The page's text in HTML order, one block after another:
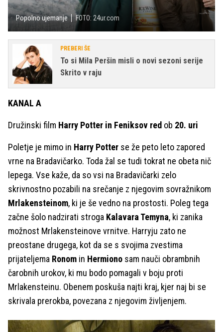
Popolno ujemanje FOTO: 24ur.com
PREBERI ŠE
To si Mila Peršin misli o novi sezoni serije
Skrito v raju
KANAL A
Družinski film Harry Potter in Feniksov red ob 20. uri
Poletje je mimo in Harry Potter se že peto leto zapored
vrne na Bradavičarko. Toda žal se tudi tokrat ne obeta nič
lepega. Vse kaže, da so vsi na Bradavičarki zelo
skrivnostno pozabili na srečanje z njegovim sovražnikom
Mrlakensteinom, ki je še vedno na prostosti. Poleg tega
začne šolo nadzirati stroga Kalavara Temyna, ki zanika
možnost Mrlakensteinove vrnitve. Harryju zato ne
preostane drugega, kot da se s svojima zvestima
prijateljema Ronom in Hermiono sam nauči obrambnih
čarobnih urokov, ki mu bodo pomagali v boju proti
Mrlakensteinu. Obenem poskuša najti kraj, kjer naj bi se
skrivala prerokba, povezana z njegovim življenjem.